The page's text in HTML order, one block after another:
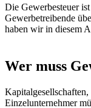
Die Gewerbesteuer
Gewerbetreibende
haben wir in diesem
Wer muss
Kapitalgesellschaften,
Einzelunternehmer